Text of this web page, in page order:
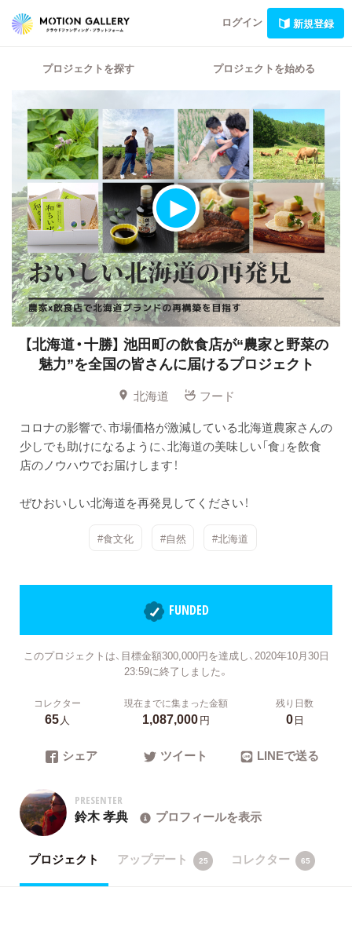
ログイン 新規登録
プロジェクトを探す プロジェクトを始める
【北海道・十勝】 池田町の飲食店が“農家と野菜の
魅力”を全国の皆さんに届けるプロジェクト
北海道
フード
コロナの影響で、市場価格が激減している北海道農家さんの
少しでも助けになるように、北海道の美味しい「食」を飲食
店のノウハウでお届けします！
ぜひおいしい北海道を再発見してください！
#食文化 #自然 #北海道
FUNDED
このプロジェクトは、目標金額300,000円を達成し、2020年10月30日
23:59に終了しました。
コレクター
65人
現在までに集まった金額
1,087,000円
残り日数
0日
シェア ツイート LINEで送る
PRESENTER
鈴木 孝典 プロフィールを表示
プロジェクト アップデート 25 コレクター 65